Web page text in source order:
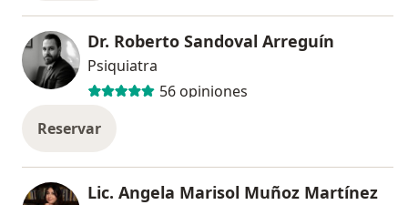
Dr. Roberto Sandoval Arreguín
Psiquiatra
56 opiniones
Reservar
Lic. Angela Marisol Muñoz Martínez